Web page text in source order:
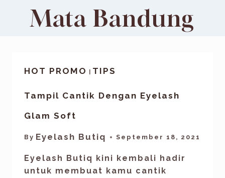
Mata Bandung
HOT PROMO TIPS
Tampil Cantik Dengan Eyelash
Glam Soft
By Eyelash Butiq September 18, 2021
Eyelash Butiq kini kembali hadir
untuk membuat kamu cantik